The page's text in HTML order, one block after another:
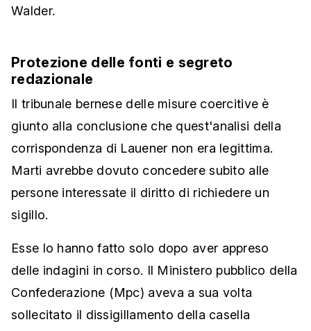
Walder.
Protezione delle fonti e segreto
redazionale
Il tribunale bernese delle misure coercitive è
giunto alla conclusione che quest'analisi della
corrispondenza di Lauener non era legittima.
Marti avrebbe dovuto concedere subito alle
persone interessate il diritto di richiedere un
sigillo.
Esse lo hanno fatto solo dopo aver appreso
delle indagini in corso. Il Ministero pubblico della
Confederazione (Mpc) aveva a sua volta
sollecitato il dissigillamento della casella